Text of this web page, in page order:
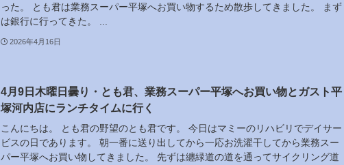
った。 とも君は業務スーパー平塚へお買い物するため散歩してきました。 まず
は銀行に行ってきた。 ...
2026年4月16日
4月9日木曜日曇り・とも君、業務スーパー平塚へお買い物とガスト平
塚河内店にランチタイムに行く
こんにちは。 とも君の野望のとも君です。 今日はマミーのリハビリでデイサー
ビスの日であります。 朝一番に送り出してから一応お洗濯干してから業務スー
パー平塚へお買い物してきました。 先ずは纏緑道の道を通ってサイクリング道